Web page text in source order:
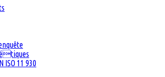
ISO 11 930